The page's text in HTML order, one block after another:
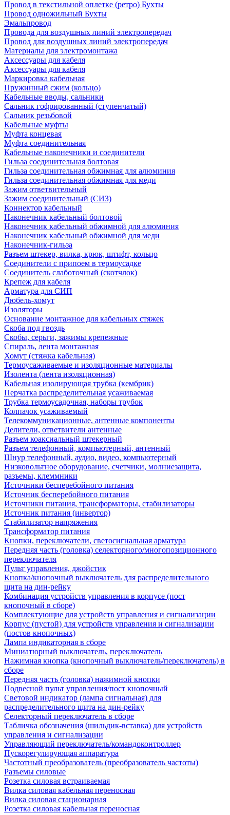
Провод в текстильной оплетке (ретро) Бухты
Провод одножильный Бухты
Эмальпровод
Провода для воздушных линий электропередач
Провод для воздушных линий электропередач
Материалы для электромонтажа
Аксессуары для кабеля
Аксессуары для кабеля
Маркировка кабельная
Пружинный сжим (кольцо)
Кабельные вводы, сальники
Сальник гофрированный (ступенчатый)
Сальник резьбовой
Кабельные муфты
Муфта концевая
Муфта соединительная
Кабельные наконечники и соединители
Гильза соединительная болтовая
Гильза соединительная обжимная для алюминия
Гильза соединительная обжимная для меди
Зажим ответвительный
Зажим соединительный (СИЗ)
Коннектор кабельный
Наконечник кабельный болтовой
Наконечник кабельный обжимной для алюминия
Наконечник кабельный обжимной для меди
Наконечник-гильза
Разъем штекер, вилка, крюк, штифт, кольцо
Соединители с припоем в термоусадке
Соединитель слаботочный (скотчлок)
Крепеж для кабеля
Арматура для СИП
Дюбель-хомут
Изоляторы
Основание монтажное для кабельных стяжек
Скоба под гвоздь
Скобы, серьги, зажимы крепежные
Спираль, лента монтажная
Хомут (стяжка кабельная)
Термоусаживаемые и изоляционные материалы
Изолента (лента изоляционная)
Кабельная изолирующая трубка (кембрик)
Перчатка распределительная усаживаемая
Трубка термоусадочная, наборы трубок
Колпачок усаживаемый
Телекоммуникационные, антенные компоненты
Делители, ответвители антенные
Разъем коаксиальный штекерный
Разъем телефонный, компьютерный, антенный
Шнур телефонный, аудио, видео, компьютерный
Низковольтное оборудование, счетчики, молниезащита,
разъемы, клеммники
Источники бесперебойного питания
Источник бесперебойного питания
Источники питания, трансформаторы, стабилизаторы
Источник питания (инвертор)
Стабилизатор напряжения
Трансформатор питания
Кнопки, переключатели, светосигнальная арматура
Передняя часть (головка) селекторного/многопозиционного
переключателя
Пульт управления, джойстик
Кнопка/кнопочный выключатель для распределительного
щита на дин-рейку
Комбинация устройств управления в корпусе (пост
кнопочный в сборе)
Комплектующие для устройств управления и сигнализации
Корпус (пустой) для устройств управления и сигнализации
(постов кнопочных)
Лампа индикаторная в сборе
Миниатюрный выключатель, переключатель
Нажимная кнопка (кнопочный выключатель/переключатель) в
сборе
Передняя часть (головка) нажимной кнопки
Подвесной пульт управления/пост кнопочный
Световой индикатор (лампа сигнальная) для
распределительного щита на дин-рейку
Селекторный переключатель в сборе
Табличка обозначения (шильдик-вставка) для устройств
управления и сигнализации
Управляющий переключатель/командоконтроллер
Пускорегулирующая аппаратура
Частотный преобразователь (преобразователь частоты)
Разъемы силовые
Розетка силовая встраиваемая
Вилка силовая кабельная переносная
Вилка силовая стационарная
Розетка силовая кабельная переносная